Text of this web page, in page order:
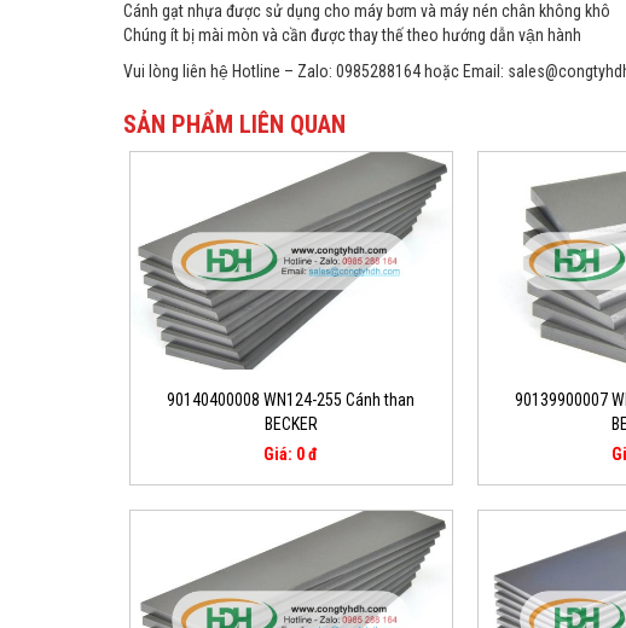
Cánh gạt nhựa được sử dụng cho máy bơm và máy nén chân không khô
Chúng ít bị mài mòn và cần được thay thế theo hướng dẫn vận hành
Vui lòng liên hệ Hotline – Zalo: 0985288164 hoặc Email:
SẢN PHẨM LIÊN QUAN
90140400008 WN124-255 Cánh than
BECKER
Giá: 0 đ
90139900007